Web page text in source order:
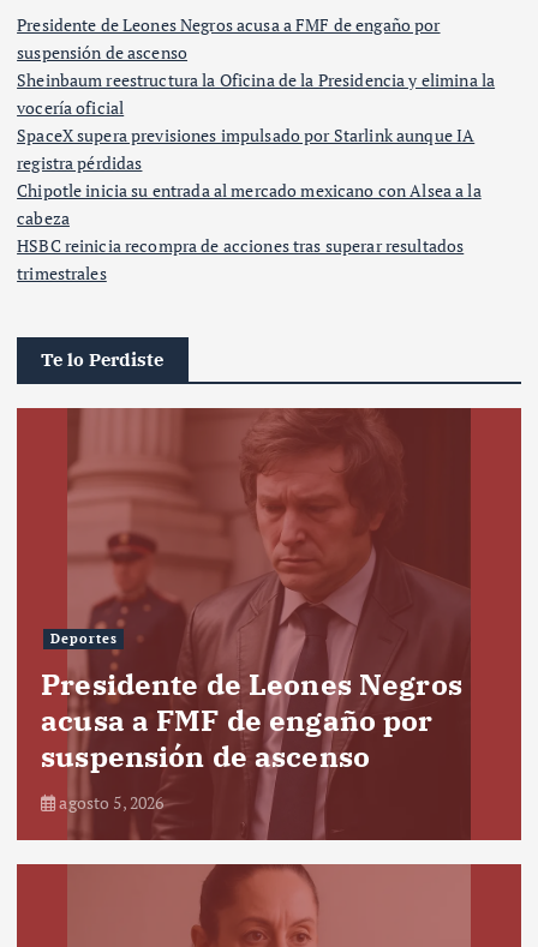
Presidente de Leones Negros acusa a FMF de engaño por
suspensión de ascenso
Sheinbaum reestructura la Oficina de la Presidencia y elimina la
vocería oficial
SpaceX supera previsiones impulsado por Starlink aunque IA
registra pérdidas
Chipotle inicia su entrada al mercado mexicano con Alsea a la
cabeza
HSBC reinicia recompra de acciones tras superar resultados
trimestrales
Te lo Perdiste
Deportes
Presidente de Leones Negros
acusa a FMF de engaño por
suspensión de ascenso
agosto 5, 2026